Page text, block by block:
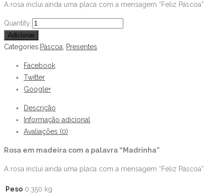
A rosa inclui ainda uma placa com a mensagem “Feliz Páscoa”
Rosa
"Madrinha"
quantity
Quantity
Adicionar
Categories:Páscoa, Presentes
Facebook
Twitter
Google+
Descrição
Informação adicional
Avaliações (0)
Rosa em madeira com a palavra “Madrinha”
A rosa inclui ainda uma placa com a mensagem “Feliz Páscoa”
Peso 0.350 kg